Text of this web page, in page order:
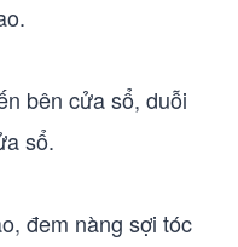
bên cửa sổ, duỗi
sổ.
đem nàng sợi tóc